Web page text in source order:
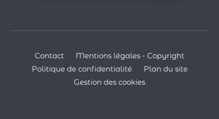
Contact
Mentions légales - Copyright
Politique de confidentialité
Plan du site
Gestion des cookies